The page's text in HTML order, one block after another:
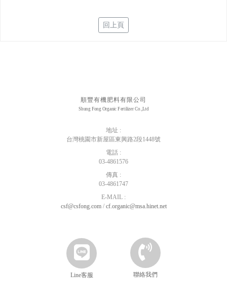
回上頁
順豐有機肥料有限公司
Shung Fong Organic Fertilizer Co.,Ltd
地址 :
台灣桃園市新屋區東興路2段1448號
電話 :
03-4861576
傳真 :
03-4861747
E-MAIL :
csf@csfong.com/ cf.organic@msa.hinet.net
Line客服 聯絡我們